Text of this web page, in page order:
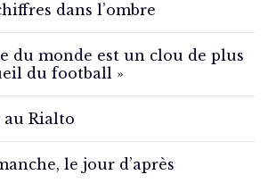
dans l’ombre
du monde est un clou de plus
du football »
au Rialto
le jour d’après